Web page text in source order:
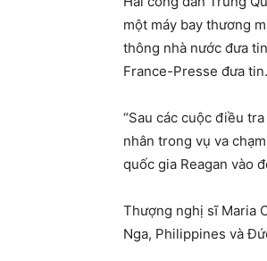
một máy bay thương
thông nhà nước đưa
France-Presse đưa tin.
“Sau các cuộc điều
nhân trong vụ va
quốc gia Reagan vào
Thượng nghị sĩ Maria
Nga, Philippines và